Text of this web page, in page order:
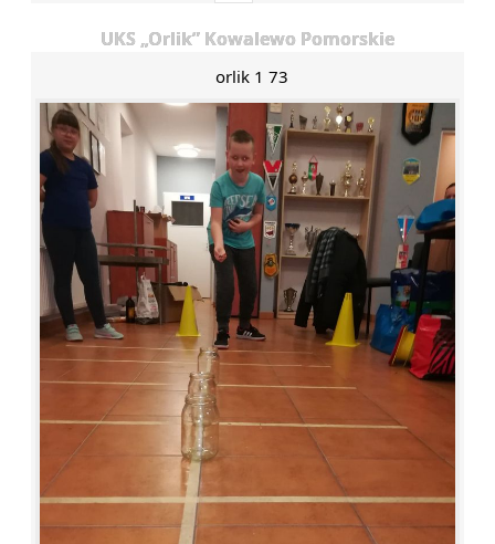
UKS „Orlik” Kowalewo Pomorskie
orlik 1 73